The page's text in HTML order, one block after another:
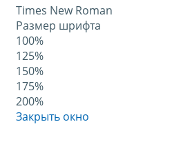
Times New Roman
Размер шрифта
100%
125%
150%
175%
200%
Закрыть окно